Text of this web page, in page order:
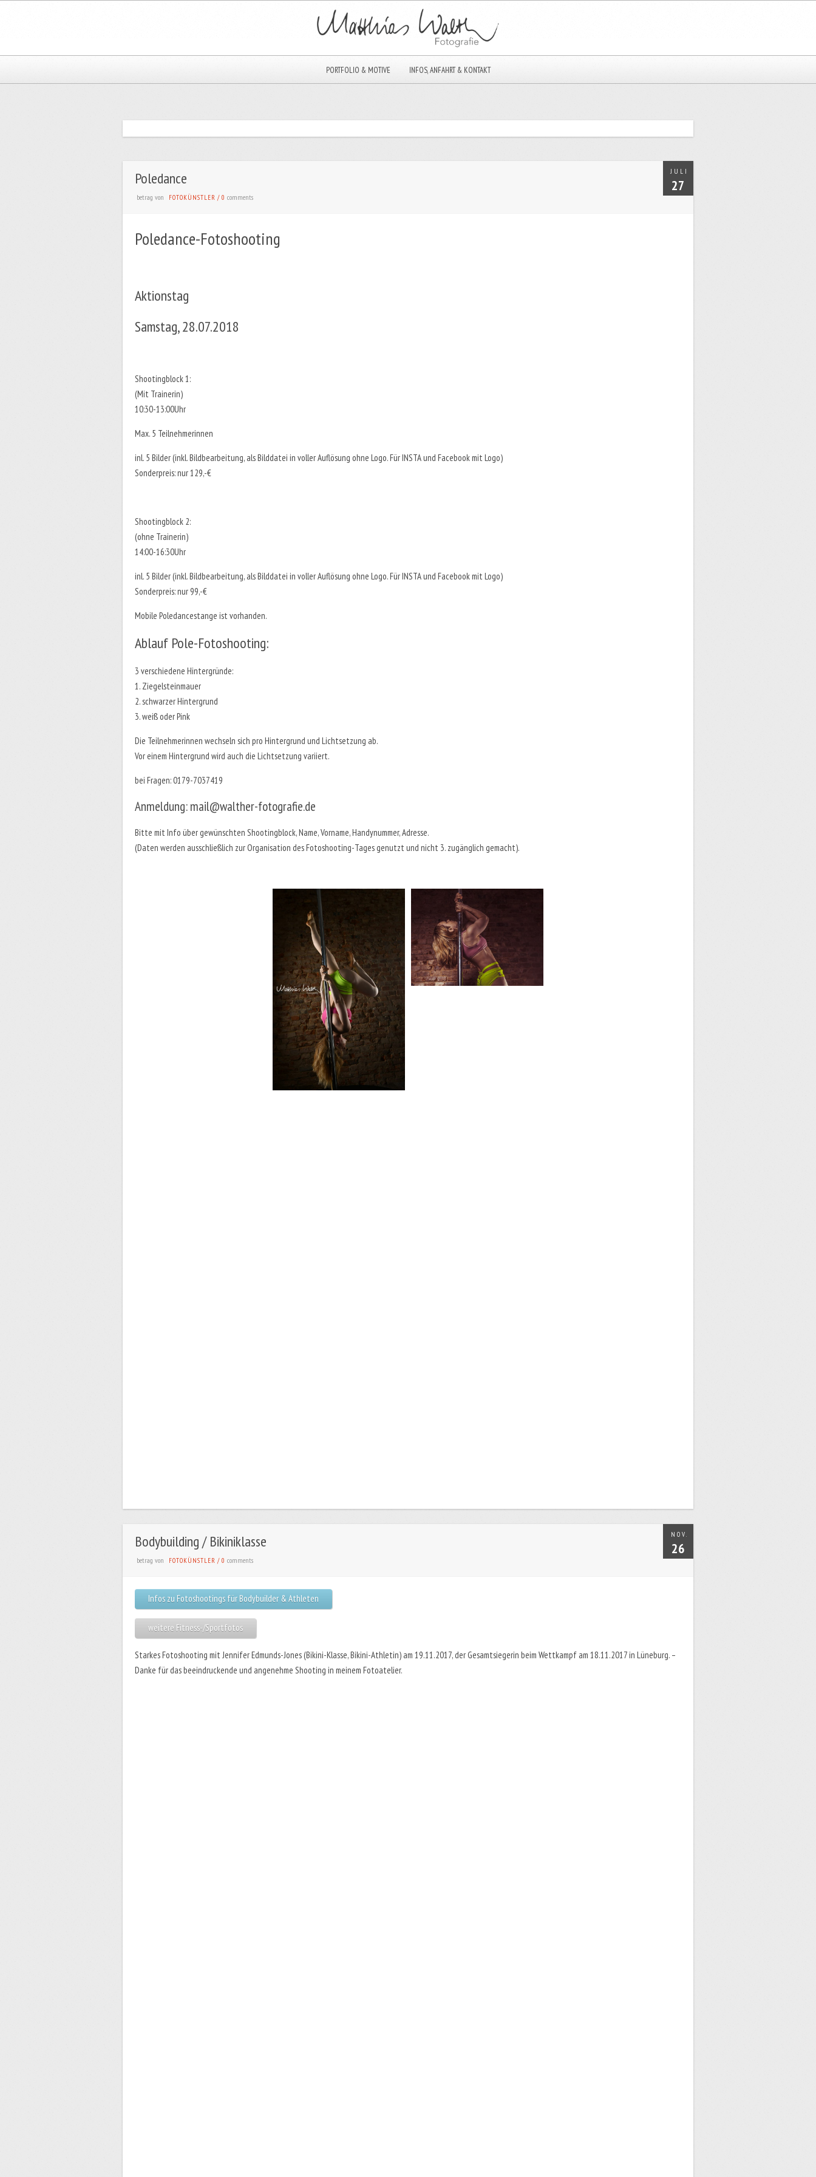
PORTFOLIO & MOTIVE INFOS, ANFAHRT & KONTAKT
JULI
27
Poledance
betrag von FOTOKÜNSTLER / 0 comments
Poledance-Fotoshooting
Aktionstag
Samstag, 28.07.2018
Shootingblock 1:
(Mit Trainerin)
10:30-13:00Uhr
Max. 5 Teilnehmerinnen
inl. 5 Bilder (inkl. Bildbearbeitung, als Bilddatei in voller Auflösung ohne Logo. Für INSTA und Facebook mit Logo)
Sonderpreis: nur 129,-€
Shootingblock 2:
(ohne Trainerin)
14:00-16:30Uhr
inl. 5 Bilder (inkl. Bildbearbeitung, als Bilddatei in voller Auflösung ohne Logo. Für INSTA und Facebook mit Logo)
Sonderpreis: nur 99,-€
Mobile Poledancestange ist vorhanden.
Ablauf Pole-Fotoshooting:
3 verschiedene Hintergründe:
1. Ziegelsteinmauer
2. schwarzer Hintergrund
3. weiß oder Pink
Die Teilnehmerinnen wechseln sich pro Hintergrund und Lichtsetzung ab.
Vor einem Hintergrund wird auch die Lichtsetzung variiert.
bei Fragen: 0179-7037419
Anmeldung:mail@walther-fotografie.de
Bitte mit Info über gewünschten Shootingblock, Name, Vorname, Handynummer, Adresse.
(Daten werden ausschließlich zur Organisation des Fotoshooting-Tages genutzt und nicht 3. zugänglich gemacht).
NOV.
26
Bodybuilding / Bikiniklasse
betrag von FOTOKÜNSTLER / 0 comments
Infos zu Fotoshootings für Bodybuilder & Athleten
weitere Fitness-/Sportfotos
Starkes Fotoshooting mit Jennifer Edmunds-Jones (Bikini-Klasse, Bikini-Athletin) am 19.11.2017, der Gesamtsiegerin beim Wettkampf am 18.11.2017 in Lüneburg. –
Danke für das beeindruckende und angenehme Shooting in meinem Fotoatelier.